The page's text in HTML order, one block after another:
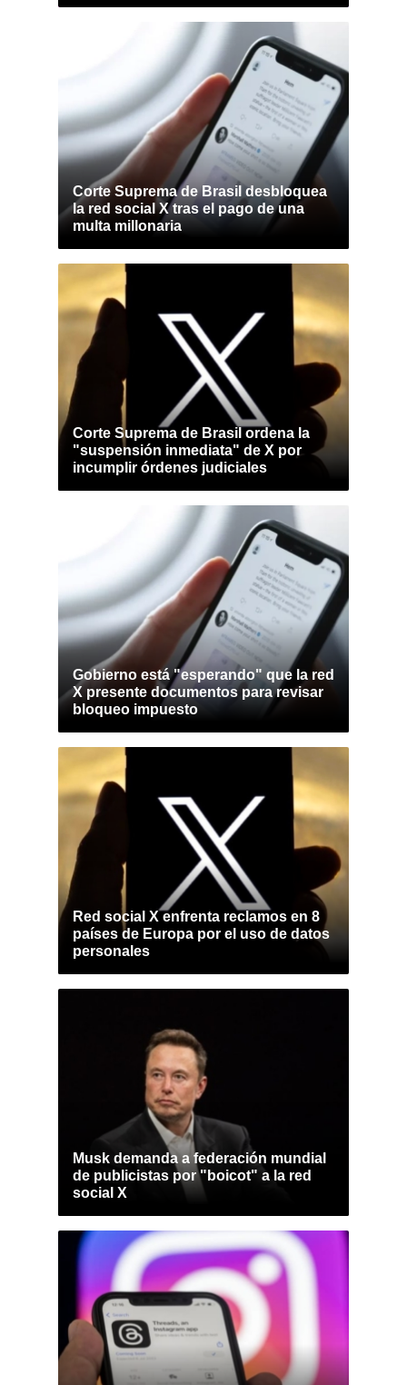
Corte Suprema de Brasil desbloquea
la red social X tras el pago de una
multa millonaria
Corte Suprema de Brasil ordena la
"suspensión inmediata" de X por
incumplir órdenes judiciales
Gobierno está "esperando" que la red
X presente documentos para revisar
bloqueo impuesto
Red social X enfrenta reclamos en 8
países de Europa por el uso de datos
personales
Musk demanda a federación mundial
de publicistas por "boicot" a la red
social X